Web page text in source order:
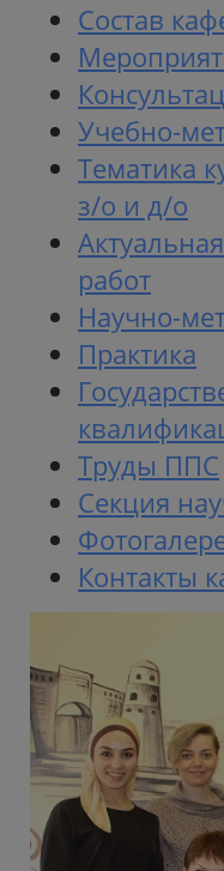
Состав
Учебно-
Тематика
з/о и д/о
работ
Научно-
Практика
Труды ППС
Секция
Контакты